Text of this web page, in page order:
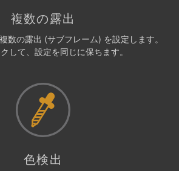
複数の露出
数の露出 (サブフレーム) を設定します。
して、設定を同じに保ちます。
色検出